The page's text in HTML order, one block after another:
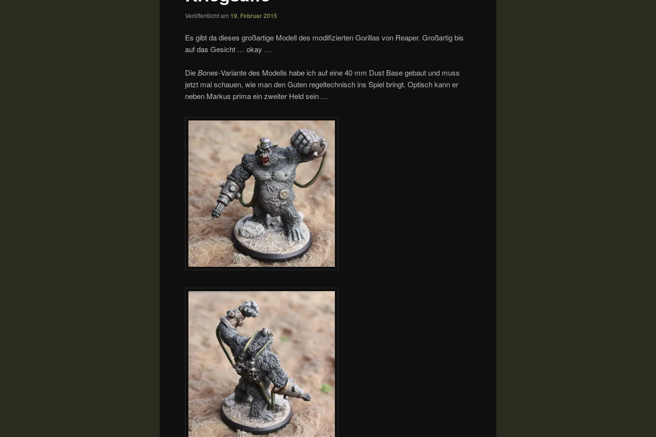
Veröffentlicht am 19. Februar 2015
Es gibt da dieses großartige Modell des modifizierten Gorillas von Reaper. Großartig bis
auf das Gesicht … okay …
DieBones-Variante des Modells habe ich auf eine 40 mm Dust Base gebaut und muss
jetzt mal schauen, wie man den Guten regeltechnisch ins Spiel bringt. Optisch kann er
neben Markus prima ein zweiter Held sein …